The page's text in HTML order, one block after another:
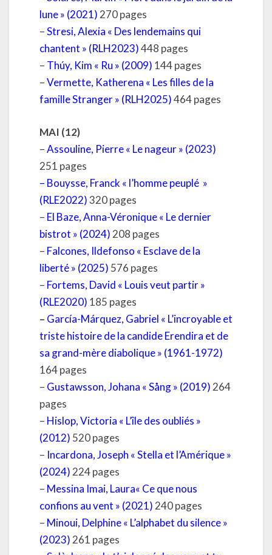
lune » (2021) 270 pages
–Stresi, Alexia « Des lendemains qui
chantent » (RLH2023)448 pages
– Thúy, Kim « Ru » (2009) 144 pages
–Vermette, Katherena « Les filles de la
famille Stranger » (RLH2025)464 pages
MAI (12)
–Assouline, Pierre « Le nageur » (2023)
251 pages
– Bouysse, Franck « l’homme peuplé »
(RLE2022)320 pages
– El Baze, Anna-Véronique « Le dernier
bistrot » (2024) 208 pages
– Falcones, Ildefonso « Esclave de la
liberté » (2025) 576 pages
– Fortems, David « Louis veut partir »
(RLE2020) 185 pages
– García-Márquez, Gabriel « L’incroyable et
triste histoire de la candide Erendira et de
sa grand-mère diabolique » (1961-1972)
164 pages
– Gustawsson, Johana « Sång » (2019) 264
pages
– Hislop, Victoria « L’île des oubliés »
(2012) 520 pages
– Incardona, Joseph « Stella et l’Amérique »
(2024) 224 pages
– Messina Imai, Laura« Ce que nous
confions au vent » (2021) 240 pages
– Minoui, Delphine « L’alphabet du silence »
(2023) 261 pages